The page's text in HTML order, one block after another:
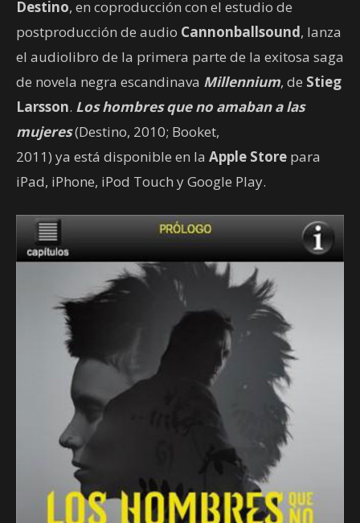
Destino, en coproducción con el estudio de
postproducción de audio Cannonballsound, lanza
el audiolibro de la primera parte de la exitosa saga
de novela negra escandinava Millennium, de Stieg
Larsson. Los hombres que no amaban a las
mujeres(Destino, 2010; Booket,
2011) ya está disponible en la Apple Store para
iPad, iPhone, iPod Touch y Google Play.